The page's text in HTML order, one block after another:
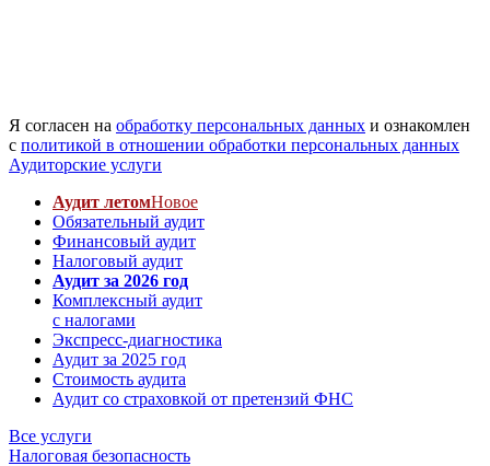
Я согласен на обработку персональных данных и ознакомлен
с политикой в отношении обработки персональных данных
Аудиторские услуги
Аудит летомНовое
Обязательный аудит
Финансовый аудит
Налоговый аудит
Аудит за 2026 год
Комплексный аудит
с налогами
Экспресс-диагностика
Аудит за 2025 год
Стоимость аудита
Аудит со страховкой от претензий ФНС
Все услуги
Налоговая безопасность